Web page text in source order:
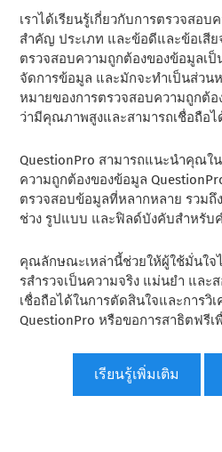
เราได้เรียนรู้เกี่ยวกับการตรวจสอ
สําคัญ ประเภท และข้อดีและข้อเสี
ตรวจสอบความถูกต้องของข้อมูลเ
จัดการข้อมูล และมักจะทําเป็นส่วน
หมายของการตรวจสอบความถูกต้
ว่ามีคุณภาพสูงและสามารถเชื่อถือไ
QuestionPro สามารถแนะนําคุณใ
ความถูกต้องของข้อมูล
ตรวจสอบข้อมูลที่หลากหลาย รวมถึ
ช่วง รูปแบบ และฟิลด์บังคับสําหรับ
คุณลักษณะเหล่านี้ช่วยให้ผู้ใช้มั่นใจ
รสํารวจเป็นความจริง แม่นยํา และ
เชื่อถือได้ในการตัดสินใจและการวิ
QuestionPro หรือขอการสาธิตฟรีเ
เรียนรู้เพิ่มเติม